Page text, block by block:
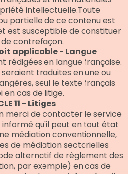
intellectuelle.Toute
partielle de ce contenu est
est susceptible de constituer
contrefaçon.
applicable - Langue
rédigées en langue française.
seraient traduites en une ou
seul le texte français
en cas de litige.
11 - Litiges
merci de contacter le service
informé qu'il peut en tout état
médiation conventionnelle,
de médiation sectorielles
alternatif de règlement des
par exemple) en cas de